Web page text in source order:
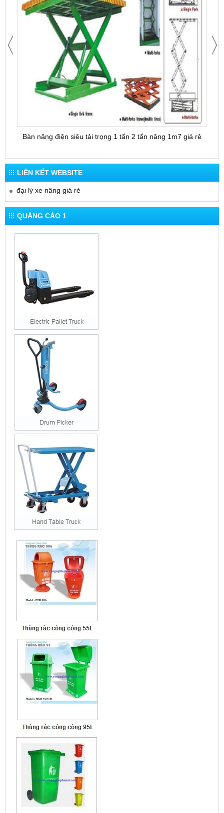
Bàn nâng điện siêu tải trọng 1 tấn 2 tấn nâng 1m7 giá rẻ
LIÊN KẾT WEBSITE
đại lý xe nâng giá rẻ
QUẢNG CÁO 1